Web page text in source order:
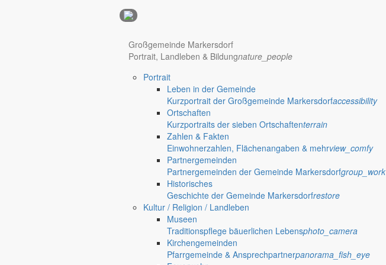
Hotel Nürnberg
Regional werben auf markersdorf.de! anzeigen@gemeinde-markersdorf.de
Großgemeinde Markersdorf
Portrait, Landleben & Bildungnature_people
Portrait
Leben in der Gemeinde
Kurzportrait der Großgemeinde Markersdorfaccessibility
Ortschaften
Kurzportraits der sieben Ortschaftenterrain
Zahlen & Fakten
Einwohnerzahlen, Flächenangaben & mehrview_comfy
Partnergemeinden
Partnergemeinden der Gemeinde Markersdorfgroup_work
Historisches
Geschichte der Gemeinde Markersdorfrestore
Kultur / Religion / Landleben
Museen
Traditionspflege bäuerlichen Lebensphoto_camera
Kirchengemeinden
Pfarrgemeinde & Ansprechpartnerpanorama_fish_eye
Deutsch-Paulsdorf
Jauernick-Buschbach